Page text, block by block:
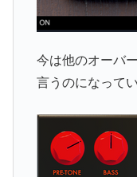
今は他のオーバ
言うのになってい